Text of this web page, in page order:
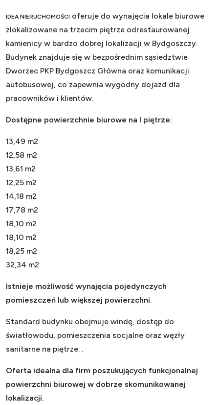
IDEA NIERUCHOMOŚCI oferuje do wynajęcia lokale biurowe
zlokalizowane na trzecim piętrze odrestaurowanej
kamienicy w bardzo dobrej lokalizacji w Bydgoszczy.
Budynek znajduje się w bezpośrednim sąsiedztwie
Dworzec PKP Bydgoszcz Główna oraz komunikacji
autobusowej, co zapewnia wygodny dojazd dla
pracowników i klientów.
Dostępne powierzchnie biurowe na I piętrze:
13,49 m2
12,58 m2
13,61 m2
12,25 m2
14,18 m2
17,78 m2
18,10 m2
18,10 m2
18,25 m2
32,34 m2
Istnieje możliwość wynajęcia pojedynczych
pomieszczeń lub większej powierzchni.
Standard budynku obejmuje windę, dostęp do
światłowodu, pomieszczenia socjalne oraz węzły
sanitarne na piętrze. .
Oferta idealna dla firm poszukujących funkcjonalnej
powierzchni biurowej w dobrze skomunikowanej
lokalizacji.